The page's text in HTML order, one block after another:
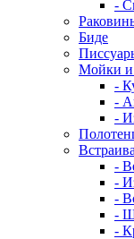
-
Биде
Мойки и
-
-
-
-
-
-
-
-